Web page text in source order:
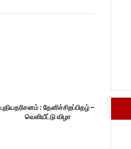
புதியதரிசனம் : தேனிச்சிறப்பிதழ் –
வெளியீட்டு விழா